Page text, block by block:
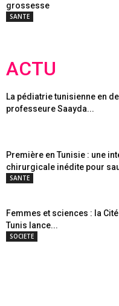
grossesse
SANTE
ACTU
La pédiatrie tunisienne en
professeure Saayda...
Première en Tunisie : une
chirurgicale inédite pour
SANTE
Femmes et sciences : la
Tunis lance...
SOCIETE